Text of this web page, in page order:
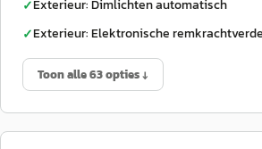
✓Exterieur: Dimlichten automatisch
✓Exterieur: Elektronische
Toon alle 63 opties ↓